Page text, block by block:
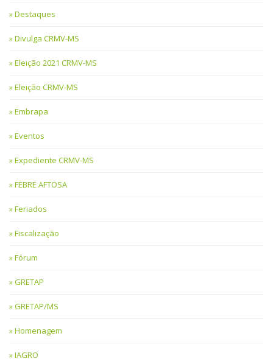
Destaques
Divulga CRMV-MS
Eleição 2021 CRMV-MS
Eleição CRMV-MS
Embrapa
Eventos
Expediente CRMV-MS
FEBRE AFTOSA
Feriados
Fiscalização
Fórum
GRETAP
GRETAP/MS
Homenagem
IAGRO